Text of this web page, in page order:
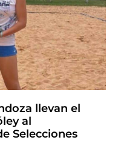
llevan el
al
Selecciones